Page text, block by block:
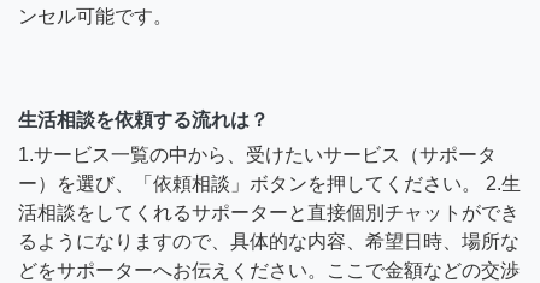
ンセル可能です。
生活相談を依頼する流れは？
1.サービス一覧の中から、受けたいサービス（サポータ
ー）を選び、「依頼相談」ボタンを押してください。 2.生
活相談をしてくれるサポーターと直接個別チャットができ
るようになりますので、具体的な内容、希望日時、場所な
どをサポーターへお伝えください。ここで金額などの交渉